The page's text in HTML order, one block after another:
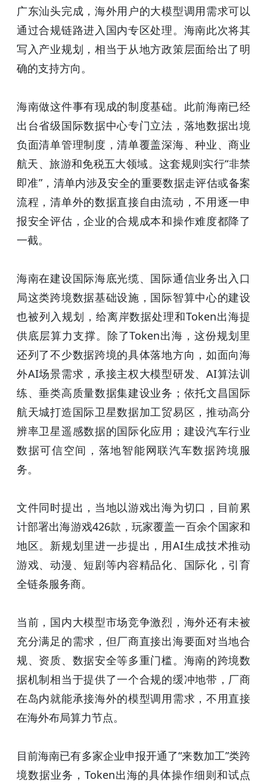
广东汕头完成，海外用户的大模型调用需求可以
通过合规链路进入国内专区处理。海南此次将其
写入产业规划，相当于从地方政策层面给出了明
确的支持方向。
海南做这件事有现成的制度基础。此前海南已经
出台省级国际数据中心专门立法，落地数据出境
负面清单管理制度，清单覆盖深海、种业、商业
航天、旅游和免税五大领域。这套规则实行“非禁
即准”，清单内涉及安全的重要数据走评估或备案
流程，清单外的数据直接自由流动，不用逐一申
报安全评估，企业的合规成本和操作难度都降了
一截。
海南在建设国际海底光缆、国际通信业务出入口
局这类跨境数据基础设施，国际智算中心的建设
也被列入规划，给离岸数据处理和Token出海提
供底层算力支撑。除了Token出海，这份规划里
还列了不少数据跨境的具体落地方向，如面向海
外AI场景需求，承接主权大模型研发、AI算法训
练、垂类高质量数据集建设业务；依托文昌国际
航天城打造国际卫星数据加工贸易区，推动高分
辨率卫星遥感数据的国际化应用；建设汽车行业
数据可信空间，落地智能网联汽车数据跨境服
务。
文件同时提出，当地以游戏出海为切口，目前累
计部署出海游戏426款，玩家覆盖一百余个国家和
地区。新规划里进一步提出，用AI生成技术推动
游戏、动漫、短剧等内容精品化、国际化，引育
全链条服务商。
当前，国内大模型市场竞争激烈，海外还有未被
充分满足的需求，但厂商直接出海要面对当地合
规、资质、数据安全等多重门槛。海南的跨境数
据机制相当于提供了一个合规的缓冲地带，厂商
在岛内就能承接海外的模型调用需求，不用直接
在海外布局算力节点。
目前海南已有多家企业申报开通了“来数加工”类跨
境数据业务，Token出海的具体操作细则和试点